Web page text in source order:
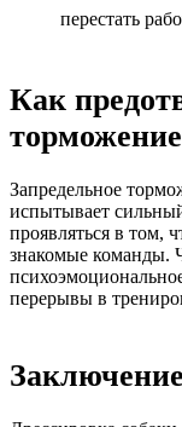
перестать
Как
Запредельное
испытывает
проявляться в том,
знакомые команды.
перерывы в
Заключение